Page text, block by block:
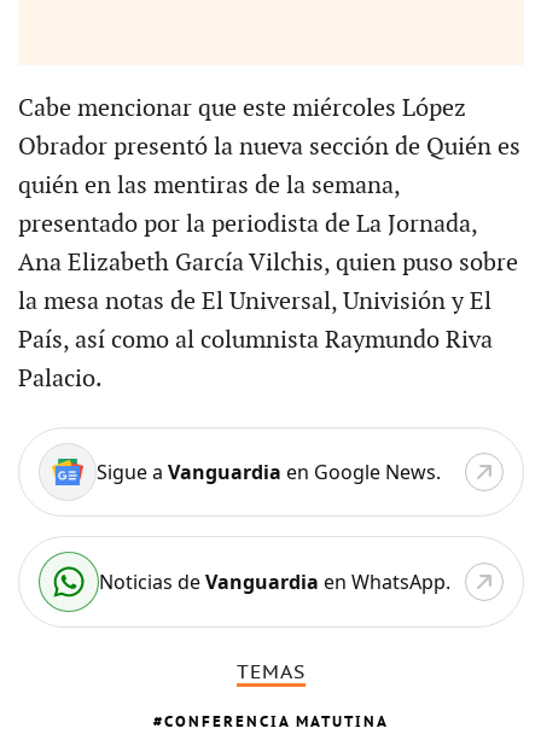
Cabe mencionar que este miércoles López
Obrador presentó la nueva sección de Quién es
quién en las mentiras de la semana,
presentado por la periodista de La Jornada,
Ana Elizabeth García Vilchis, quien puso sobre
la mesa notas de El Universal, Univisión y El
País, así como al columnista Raymundo Riva
Palacio.
Sigue a Vanguardia en Google News.
Noticias deVanguardia en WhatsApp.
TEMAS
CONFERENCIA MATUTINA